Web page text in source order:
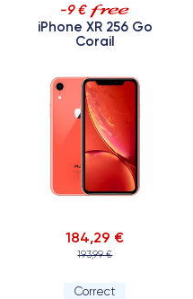
-9 €
iPhone XR 256 Go
Corail
184,29 €
193,99 €
Correct